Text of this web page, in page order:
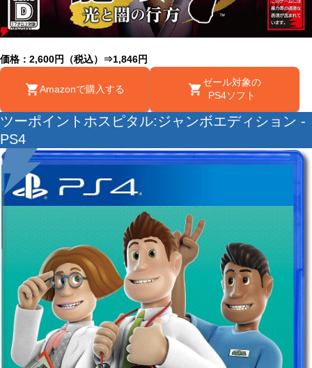
価格：2,600円（税込）⇒1,846円
Amazonで購入する
ゼール対象の
PS4ソフト
ツーポイントホスピタル:ジャンボエディション -
PS4